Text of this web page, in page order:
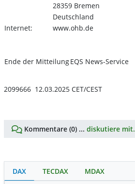
28359 Bremen
Deutschland
Internet:
www.ohb.de
Ende der MitteilungEQS News-Service
2099666 12.03.2025 CET/CEST
Kommentare (0) ... diskutiere mit.
DAX TECDAX MDAX